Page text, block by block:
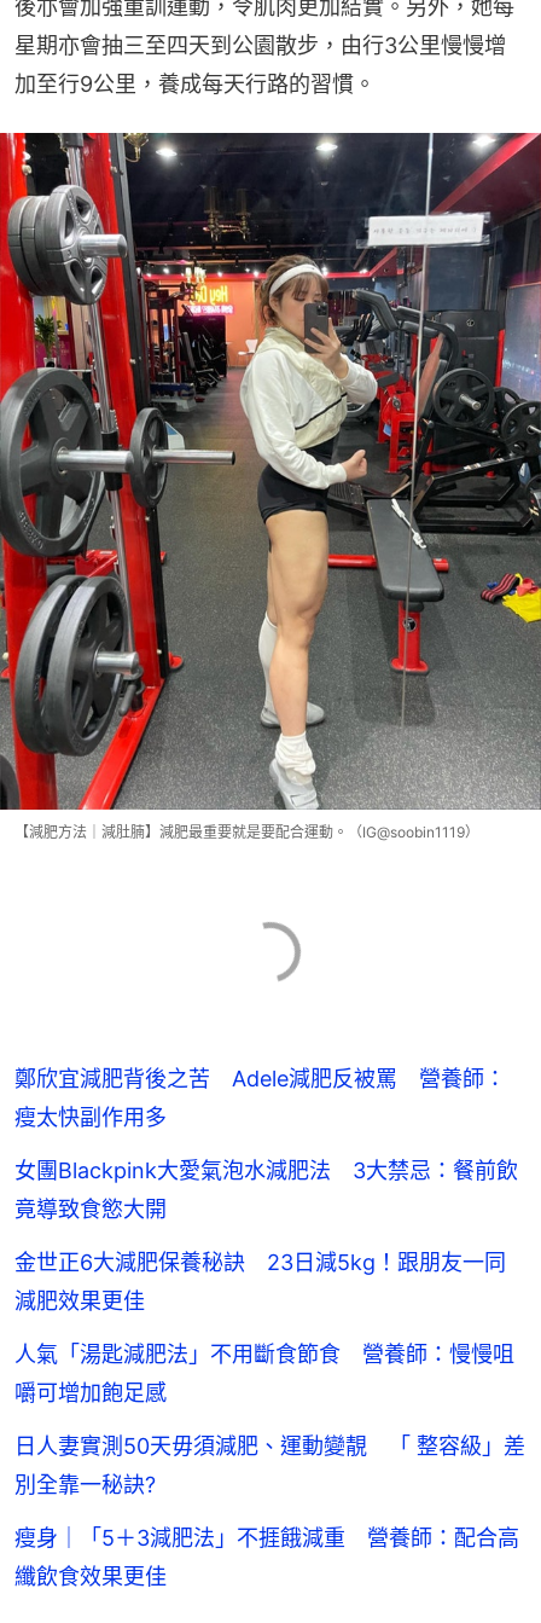
後亦會加強重訓運動，令肌肉更加結實。另外，她每
星期亦會抽三至四天到公園散步，由行3公里慢慢增
加至行9公里，養成每天行路的習慣。
【減肥方法｜減肚腩】減肥最重要就是要配合運動。（IG@soobin1119）
鄭欣宜減肥背後之苦 Adele減肥反被罵 營養師：
瘦太快副作用多
女團Blackpink大愛氣泡水減肥法 3大禁忌：餐前飲
竟導致食慾大開
金世正6大減肥保養秘訣 23日減5kg！跟朋友一同
減肥效果更佳
人氣「湯匙減肥法」不用斷食節食 營養師：慢慢咀
嚼可增加飽足感
日人妻實測50天毋須減肥、運動變靚 「 整容級」差
別全靠一秘訣?
瘦身｜「5＋3減肥法」不捱餓減重 營養師：配合高
纖飲食效果更佳